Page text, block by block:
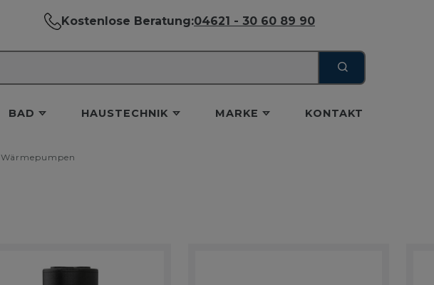
Kostenlose Beratung:04621 - 30 60 89 90
BAD HAUSTECHNIK MARKE KONTAKT
Wärmepumpen